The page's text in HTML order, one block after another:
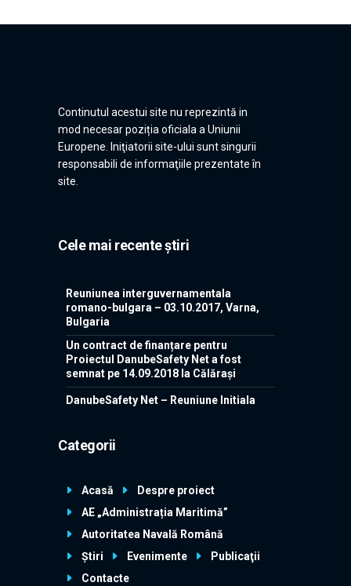
Continutul acestui site nu reprezintă in
mod necesar poziția oficiala a Uniunii
Europene. Iniţiatorii site-ului sunt singurii
responsabili de informaţiile prezentate în
site.
Cele mai recente știri
Reuniunea interguvernamentala
romano-bulgara – 03.10.2017, Varna,
Bulgaria
Un contract de finanțare pentru
Proiectul DanubeSafety Net a fost
semnat pe 14.09.2018 la Călărași
DanubeSafety Net – Reuniune Initiala
Categorii
Acasă
Despre proiect
AE „Administrația Maritimă”
Autoritatea Navală Română
Știri
Evenimente
Publicaţii
Contacte